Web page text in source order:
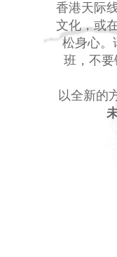
香港天际
文化，或
松身心。
班，不要
以全新的